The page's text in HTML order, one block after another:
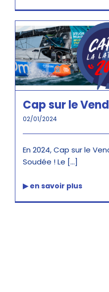
Cap sur le
02/01/2024
En 2024, Cap sur le
Soudée ! Le [...]